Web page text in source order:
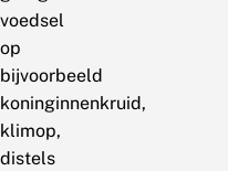
voedsel
op
bijvoorbeeld
koninginnenkruid,
klimop,
distels